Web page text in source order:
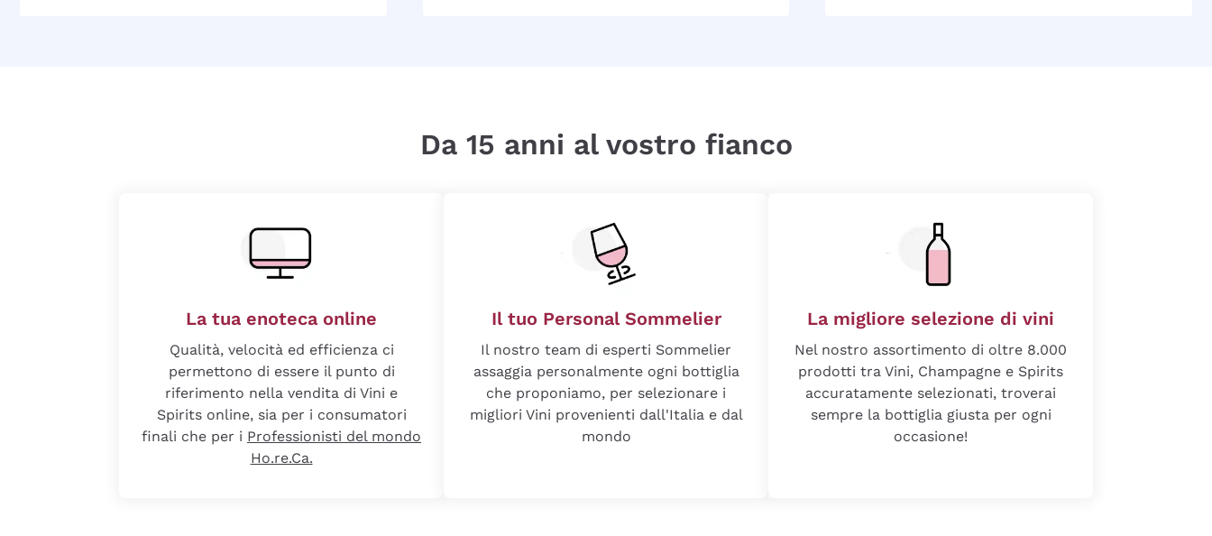
Da 15 anni al vostro fianco
La tua enoteca online
Qualità, velocità ed efficienza ci
permettono di essere il punto di
riferimento nella vendita di Vini e
Spirits online, sia per i consumatori
finali che per i Professionisti del mondo
Ho.re.Ca.
Il tuo Personal Sommelier
Il nostro team di esperti Sommelier
assaggia personalmente ogni bottiglia
che proponiamo, per selezionare i
migliori Vini provenienti dall'Italia e dal
mondo
La migliore selezione di vini
Nel nostro assortimento di oltre 8.000
prodotti tra Vini, Champagne e Spirits
accuratamente selezionati, troverai
sempre la bottiglia giusta per ogni
occasione!